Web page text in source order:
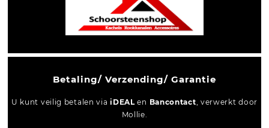
Betaling/ Verzending/ Garantie
U kunt veilig betalen viaiDEALen Bancontact, verwerkt door
Mollie.